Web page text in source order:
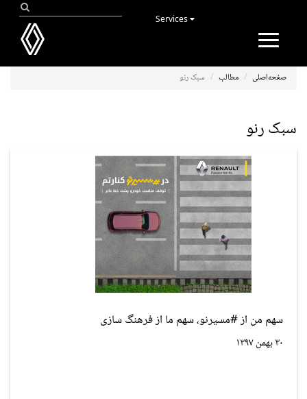
Toggle
صفحه‌اصلی مطالب سبک رنو
سبک رنو
سهم من از #مسیرنو، سهم ما از فرهنگ سازی
۳۰ بهمن ۱۳۹۷